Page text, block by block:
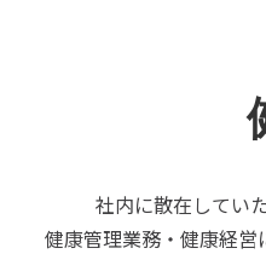
社内に散在してい
健康管理業務・健康経営